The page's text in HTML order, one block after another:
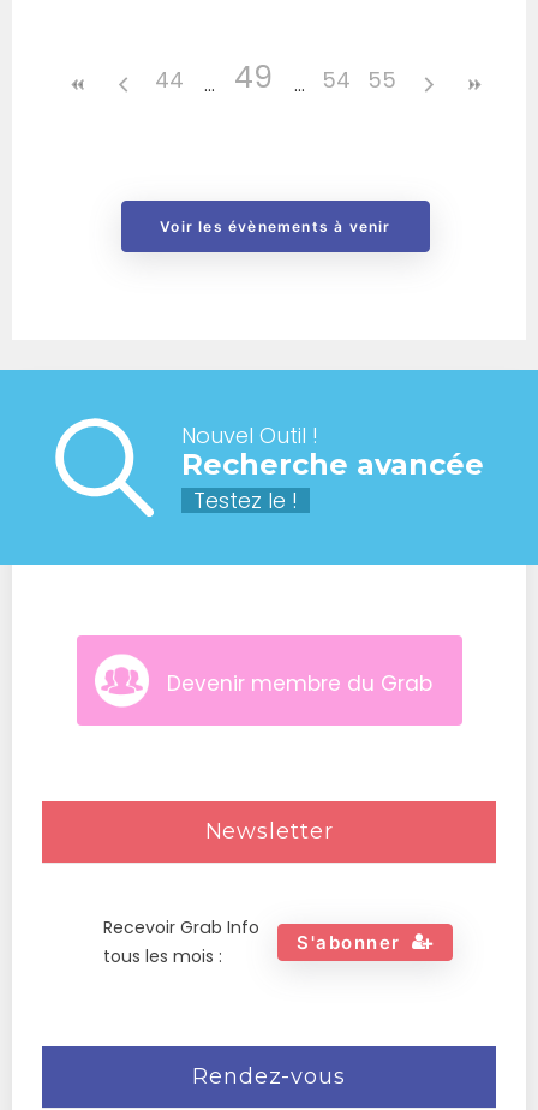
44 49 54 55
Voir les évènements à venir
Nouvel Outil !
Recherche avancée
Testez le !
Devenir membre du Grab
Newsletter
Recevoir Grab Info
tous les mois :
S'abonner
Rendez-vous